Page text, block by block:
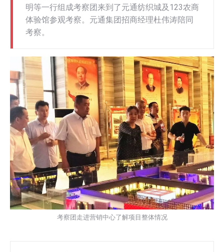
明等一行组成考察团来到了元通纺织城及123农商
体验馆参观考察。元通集团招商经理杜伟涛陪同
考察。
考察团走进营销中心了解项目整体情况